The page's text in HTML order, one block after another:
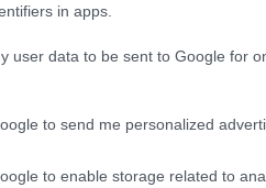
in apps.
user data to be sent to Google for
to send me personalized
to enable storage related to